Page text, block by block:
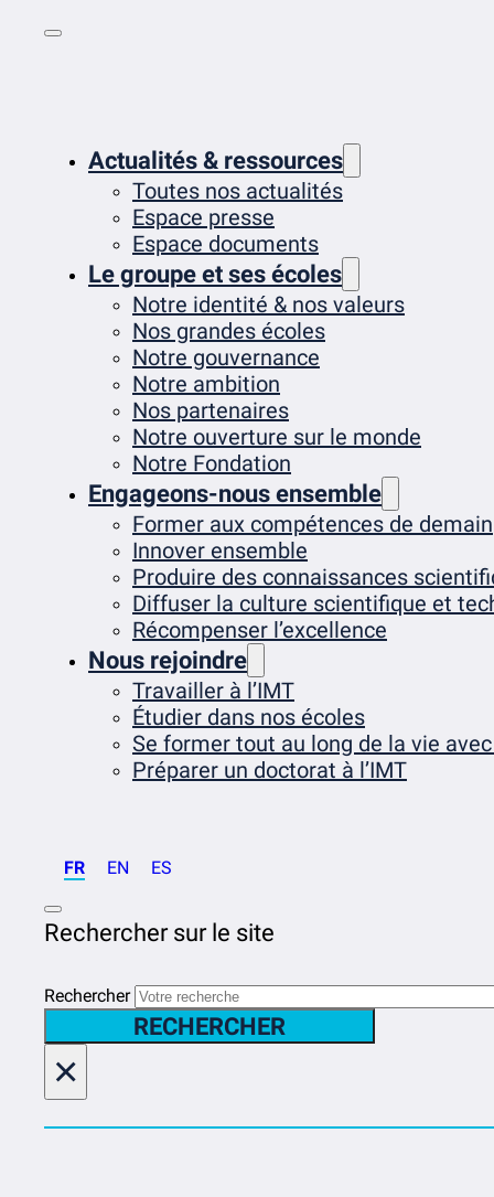
Actualités & ressources
Toutes nos actualités
Espace presse
Espace documents
Le groupe et ses écoles
Notre identité & nos valeurs
Nos grandes écoles
Notre gouvernance
Notre ambition
Nos partenaires
Notre ouverture sur le monde
Notre Fondation
Engageons-nous ensemble
Former aux compétences de demain
Innover ensemble
Produire des connaissances
Diffuser la culture scientifique et
Récompenser l’excellence
Nous rejoindre
Travailler à l’IMT
Étudier dans nos écoles
Se former tout au long de la vie avec
Préparer un doctorat à l’IMT
FR EN ES
Rechercher sur le site
Rechercher
RECHERCHER
×